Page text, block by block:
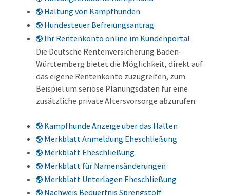
Haltung von Kampfhunden
Hundesteuer Befreiungsantrag
Ihr Rentenkonto online im Kundenportal
Die Deutsche Rentenversicherung Baden-
Württemberg bietet die Möglichkeit, direkt auf
das eigene Rentenkonto zuzugreifen, zum
Beispiel um seriöse Planungsdaten für eine
zusätzliche private Altersvorsorge abzurufen.
Kampfhunde Anzeige über das Halten
Merkblatt Anmeldung Eheschließung
Merkblatt Eheschließung
Merkblatt für Namensänderungen
Merkblatt Unterlagen Eheschließung
Nachweis Beduerfnis Sprengstoff